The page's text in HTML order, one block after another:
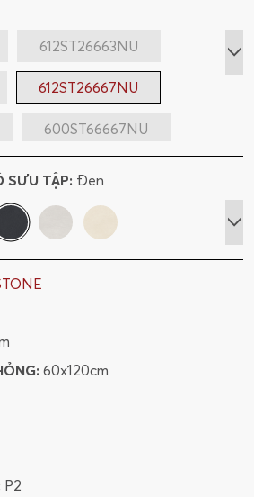
612ST26663NU
612ST26667NU
600ST66667NU
918ST89660N
SƯU TẬP: Đen
60x120cm
P2